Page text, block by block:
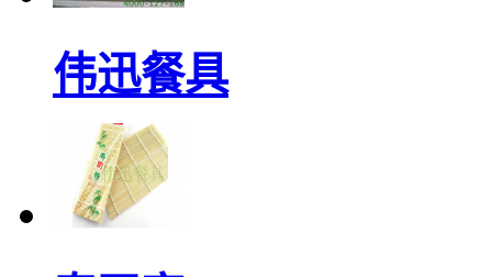
伟迅餐具